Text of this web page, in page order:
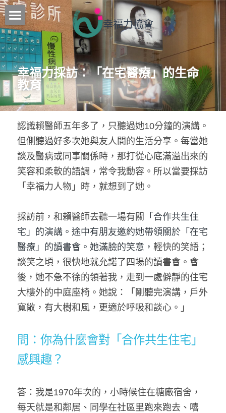
幸福力協會
核心工作
最新消息
課程介紹
行事曆
團隊
聯絡我們
訂閱追蹤
所有博客分類
me time
幸福力採訪
搜索
幸福力採訪：「在宅醫療」的生命
教育
認識賴醫師五年多了，只聽過她10分鐘的演講。
但側聽過好多次她與友人間的生活分享。每當她
談及醫病或同事關係時，那打從心底滿溢出來的
笑容和柔軟的語調，常令我動容。所以當要採訪
「幸福力人物」時，就想到了她。
採訪前，和賴醫師去聽一場有關 「合作共生住
宅」 的演講。途中有朋友邀約她帶領關於「在宅
醫療」 的讀書會。 她滿臉的笑意， 輕快的笑語；
談笑之頃，很快地就允諾了四場的讀書會。會
後，她不急不徐的領著我，走到一處僻靜的住宅
大樓外的中庭座椅。她說：「剛聽完演講，戶外
寬敞，有大樹和風，更適於呼吸和談心。」
問 ： 你為什麼會對「合作共生住宅」
感興趣？
答：我是1970年次的，小時候住在糖廠宿舍，
每天就是和鄰居、同學在社區里跑來跑去、嘻